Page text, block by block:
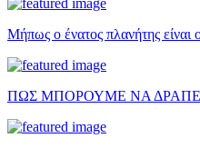
Μήπως ο ένατος πλανήτης είναι
ΠΩΣ ΜΠΟΡΟΥΜΕ ΝΑ